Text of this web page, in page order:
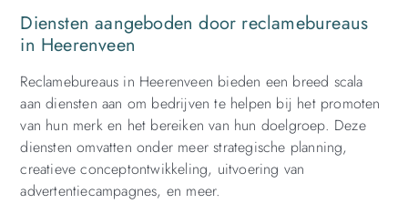
Diensten aangeboden door reclamebureaus
in Heerenveen
Reclamebureaus in Heerenveen bieden een breed scala
aan diensten aan om bedrijven te helpen bij het promoten
van hun merk en het bereiken van hun doelgroep. Deze
diensten omvatten onder meer strategische planning,
creatieve conceptontwikkeling, uitvoering van
advertentiecampagnes, en meer.